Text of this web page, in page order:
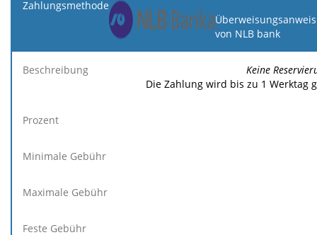
von NLB bank
Keine
Die Zahlung wird bis zu 1 Werktag